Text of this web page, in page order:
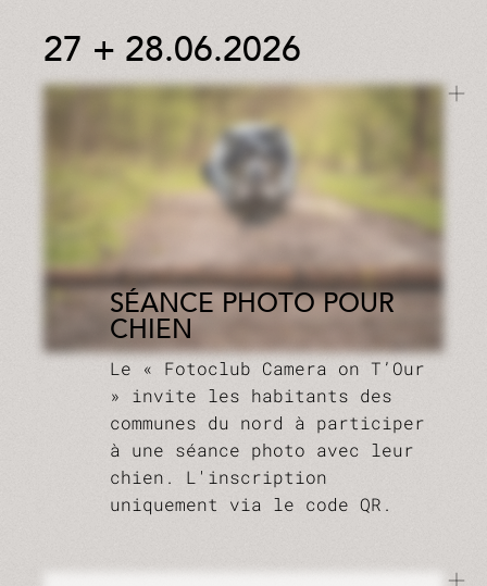
27 + 28.06.2026
SÉANCE PHOTO POUR
CHIEN
Le « Fotoclub Camera on T’Our
» invite les habitants des
communes du nord à participer
à une séance photo avec leur
chien. L'inscription
uniquement via le code QR.